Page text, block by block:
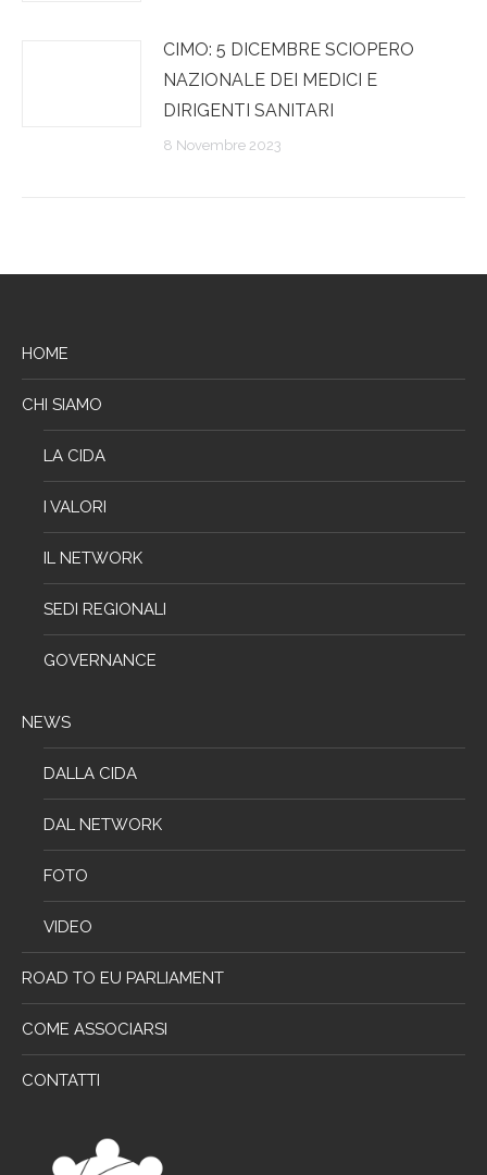
CIMO: 5 DICEMBRE SCIOPERO
NAZIONALE DEI MEDICI E
DIRIGENTI SANITARI
8 Novembre 2023
HOME
CHI SIAMO
LA CIDA
I VALORI
IL NETWORK
SEDI REGIONALI
GOVERNANCE
NEWS
DALLA CIDA
DAL NETWORK
FOTO
VIDEO
ROAD TO EU PARLIAMENT
COME ASSOCIARSI
CONTATTI